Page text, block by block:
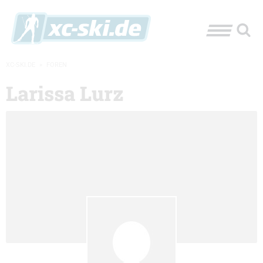
Larissa Lurz